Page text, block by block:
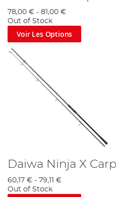
78,00 € - 81,00 €
Out of Stock
Voir Les Options
Daiwa Ninja X
60,17 € - 79,11 €
Out of Stock